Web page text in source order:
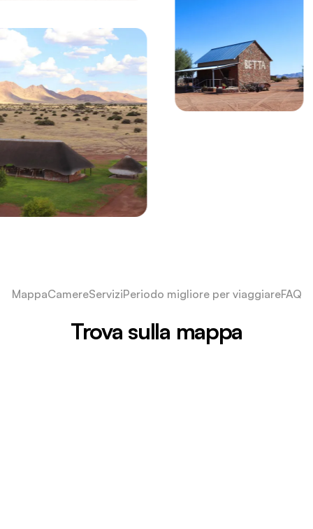
MappaCamereServiziPeriodo migliore per viaggiareFAQ
Trova sulla mappa